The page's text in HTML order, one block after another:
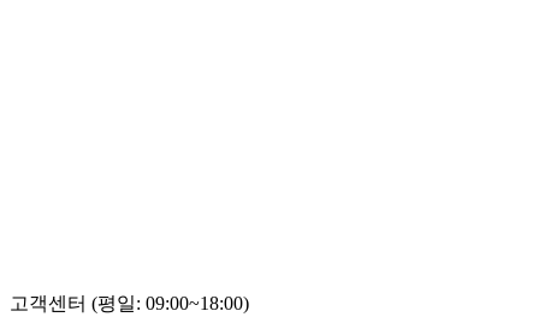
고객센터 (평일: 09:00~18:00)